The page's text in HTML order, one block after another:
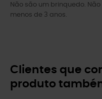
Não são um brinquedo.
menos de 3 anos.
Clientes que
produto